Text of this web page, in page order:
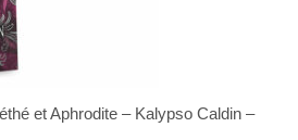
et Aphrodite – Kalypso Caldin –